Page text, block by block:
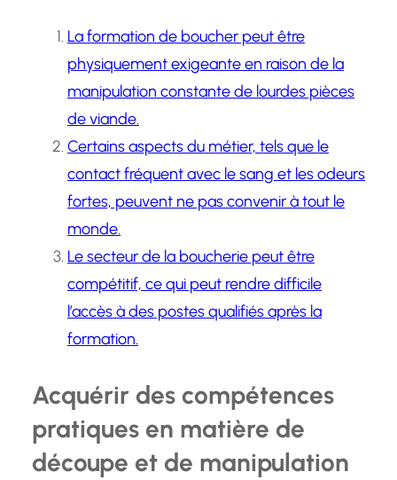
La formation de boucher peut être
physiquement exigeante en raison de la
manipulation constante de lourdes pièces
de viande.
Certains aspects du métier, tels que le
contact fréquent avec le sang et les odeurs
fortes, peuvent ne pas convenir à tout le
monde.
Le secteur de la boucherie peut être
compétitif, ce qui peut rendre difficile
l’accès à des postes qualifiés après la
formation.
Acquérir des compétences
pratiques en matière de
découpe et de manipulation